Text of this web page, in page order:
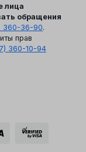
лица
обращения
360-36-90.
прав
360-10-94